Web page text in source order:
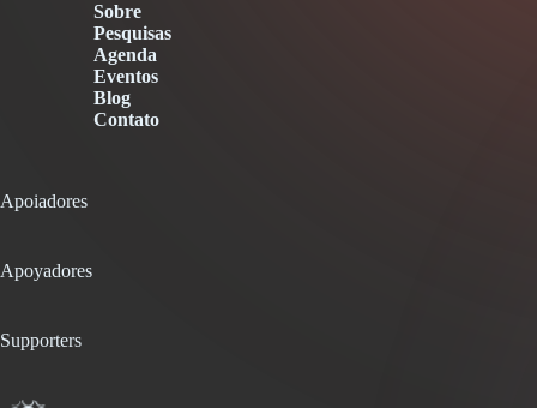
Sobre
Pesquisas
Agenda
Eventos
Blog
Contato
Apoiadores
Apoyadores
Supporters